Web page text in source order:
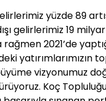
yüzde 89
gelirlerimiz 19
2021’de
yatırımlarımızın
vizyonumuz
Koç